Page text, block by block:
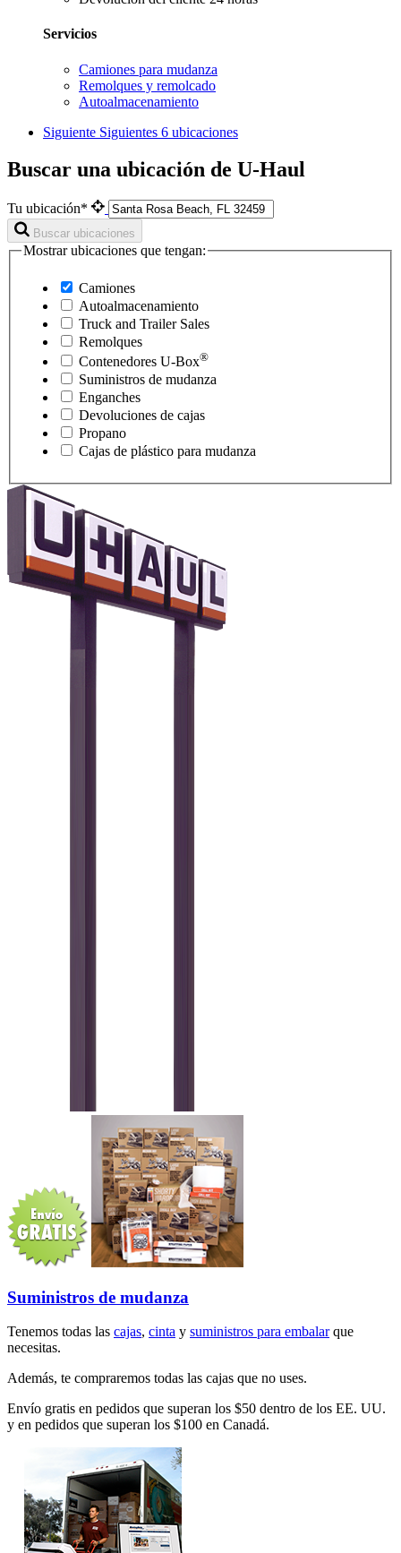
Servicios
Camiones para mudanza
Remolques y remolcado
Autoalmacenamiento
Siguiente Siguientes 6 ubicaciones
Buscar una ubicación de U-Haul
Tu ubicación*
Buscar ubicaciones
Mostrar ubicaciones que tengan:
Camiones
Autoalmacenamiento
Truck and Trailer Sales
Remolques
Contenedores U-Box®
Suministros de mudanza
Enganches
Devoluciones de cajas
Propano
Cajas de plástico para mudanza
Suministros de mudanza
Tenemos todas las cajas, cinta y suministros para embalarque
necesitas.
Además, te compraremos todas las cajas que no uses.
Envío gratis en pedidos que superan los $50 dentro de los EE. UU.
y en pedidos que superan los $100 en Canadá.